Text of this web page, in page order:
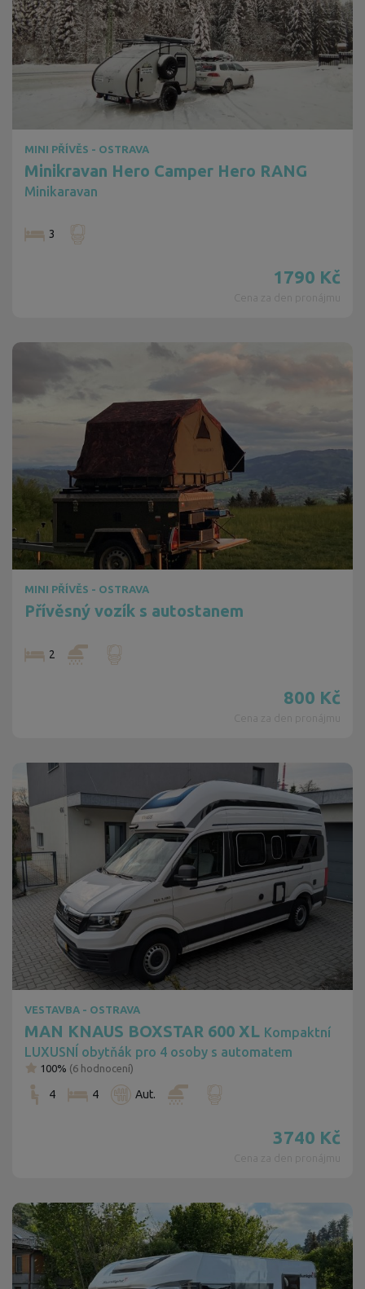
MINI PŘÍVĚS - OSTRAVA
Minikravan Hero Camper Hero RANG
Minikaravan
3
1790 Kč
Cena za den pronájmu
MINI PŘÍVĚS - OSTRAVA
Přívěsný vozík s autostanem
2
800 Kč
Cena za den pronájmu
VESTAVBA - OSTRAVA
MAN KNAUS BOXSTAR 600 XL Kompaktní
LUXUSNÍ obytňák pro 4 osoby s automatem
100% (6 hodnocení)
4 4 Aut.
3740 Kč
Cena za den pronájmu